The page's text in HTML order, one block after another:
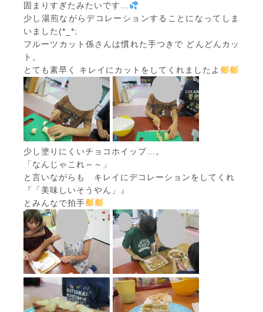
固まりすぎたみたいです…
少し湯煎ながらデコレーションすることになってしま
いました(*_*;
フルーツカット係さんは慣れた手つきで どんどんカッ
ト。
とても素早く キレイにカットをしてくれましたよ
少し塗りにくいチョコホイップ…。
「なんじゃこれ～～」
と言いながらも キレイにデコレーションをしてくれ
『「美味しいそうやん」』
とみんなで拍手